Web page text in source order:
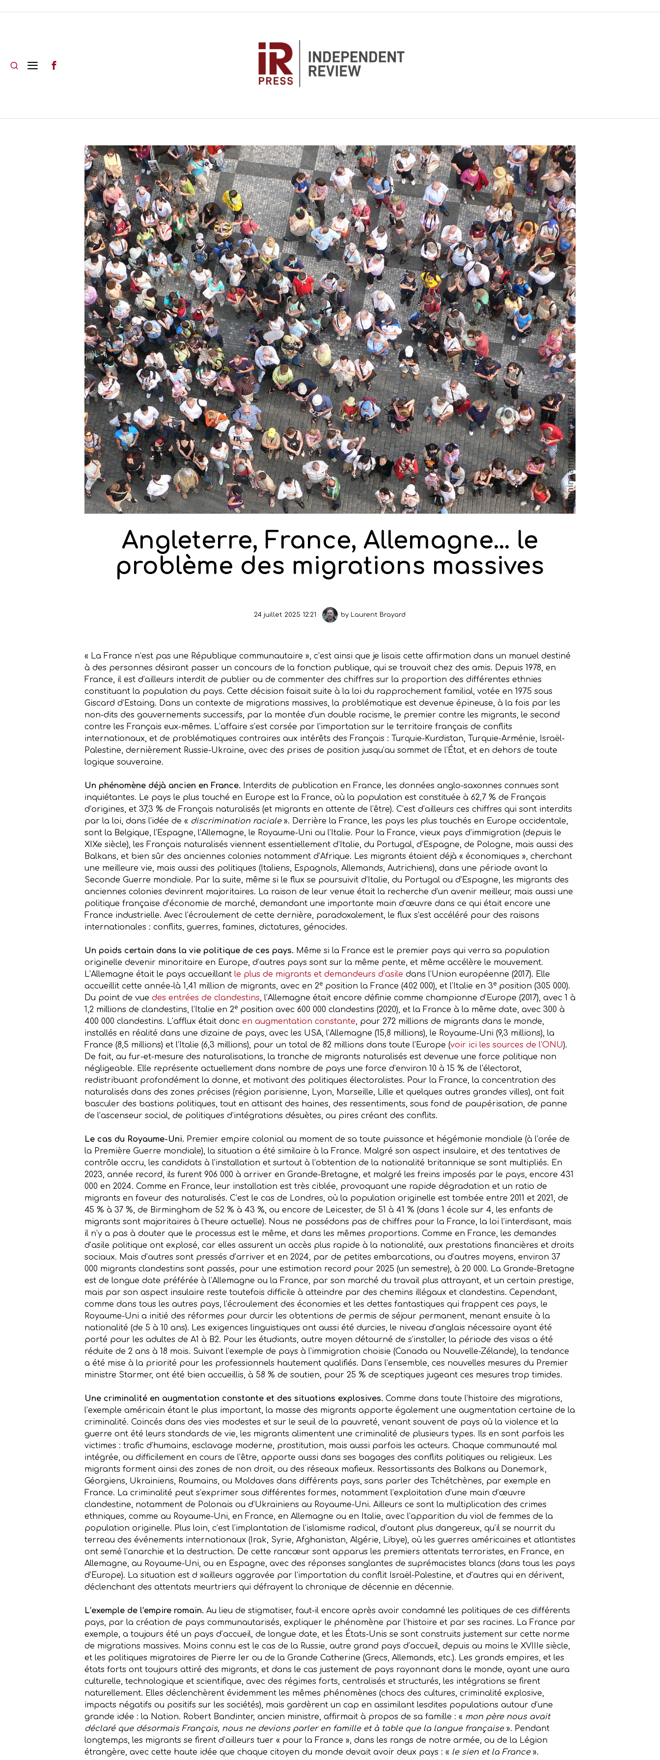
Angleterre, France, Allemagne… le
problème des migrations massives
24 juillet 2025 12:21 by Laurent Brayard
« La France n’est pas une République communautaire », c’est ainsi que je lisais cette affirmation dans un manuel destiné
à des personnes désirant passer un concours de la fonction publique, qui se trouvait chez des amis. Depuis 1978, en
France, il est d’ailleurs interdit de publier ou de commenter des chiffres sur la proportion des différentes ethnies
constituant la population du pays. Cette décision faisait suite à la loi du rapprochement familial, votée en 1975 sous
Giscard d’Estaing. Dans un contexte de migrations massives, la problématique est devenue épineuse, à la fois par les
non-dits des gouvernements successifs, par la montée d’un double racisme, le premier contre les migrants, le second
contre les Français eux-mêmes. L’affaire s’est corsée par l’importation sur le territoire français de conflits
internationaux, et de problématiques contraires aux intérêts des Français : Turquie-Kurdistan, Turquie-Arménie, Israël-
Palestine, dernièrement Russie-Ukraine, avec des prises de position jusqu’au sommet de l’État, et en dehors de toute
logique souveraine.
Un phénomène déjà ancien en France. Interdits de publication en France, les données anglo-saxonnes connues sont
inquiétantes. Le pays le plus touché en Europe est la France, où la population est constituée à 62,7 % de Français
d’origines, et 37,3 % de Français naturalisés (et migrants en attente de l’être). C’est d’ailleurs ces chiffres qui sont interdits
par la loi, dans l’idée de « discrimination raciale». Derrière la France, les pays les plus touchés en Europe occidentale,
sont la Belgique, l’Espagne, l’Allemagne, le Royaume-Uni ou l’Italie. Pour la France, vieux pays d’immigration (depuis le
XIXe siècle), les Français naturalisés viennent essentiellement d’Italie, du Portugal, d’Espagne, de Pologne, mais aussi des
Balkans, et bien sûr des anciennes colonies notamment d’Afrique. Les migrants étaient déjà « économiques », cherchant
une meilleure vie, mais aussi des politiques (Italiens, Espagnols, Allemands, Autrichiens), dans une période avant la
Seconde Guerre mondiale. Par la suite, même si le flux se poursuivit d’Italie, du Portugal ou d’Espagne, les migrants des
anciennes colonies devinrent majoritaires. La raison de leur venue était la recherche d’un avenir meilleur, mais aussi une
politique française d’économie de marché, demandant une importante main d’œuvre dans ce qui était encore une
France industrielle. Avec l’écroulement de cette dernière, paradoxalement, le flux s’est accéléré pour des raisons
internationales : conflits, guerres, famines, dictatures, génocides.
Un poids certain dans la vie politique de ces pays. Même si la France est le premier pays qui verra sa population
originelle devenir minoritaire en Europe, d’autres pays sont sur la même pente, et même accélère le mouvement.
L’Allemagne était le pays accueillant le plus de migrants et demandeurs d’asile dans l’Union européenne (2017). Elle
accueillit cette année-là 1,41 million de migrants, avec en 2eposition la France (402 000), et l’Italie en 3eposition (305 000).
Du point de vue des entrées de clandestins, l’Allemagne était encore définie comme championne d’Europe (2017), avec 1 à
1,2 millions de clandestins, l’Italie en 2eposition avec 600 000 clandestins (2020), et la France à la même date, avec 300 à
400 000 clandestins. L’afflux était donc en augmentation constante, pour 272 millions de migrants dans le monde,
installés en réalité dans une dizaine de pays, avec les USA, l’Allemagne (15,8 millions), le Royaume-Uni (9,3 millions), la
France (8,5 millions) et l’Italie (6,3 millions), pour un total de 82 millions dans toute l’Europe (voir ici les sources de l’ONU).
De fait, au fur-et-mesure des naturalisations, la tranche de migrants naturalisés est devenue une force politique non
négligeable. Elle représente actuellement dans nombre de pays une force d’environ 10 à 15 % de l’électorat,
redistribuant profondément la donne, et motivant des politiques électoralistes. Pour la France, la concentration des
naturalisés dans des zones précises (région parisienne, Lyon, Marseille, Lille et quelques autres grandes villes), ont fait
basculer des bastions politiques, tout en attisant des haines, des ressentiments, sous fond de paupérisation, de panne
de l’ascenseur social, de politiques d’intégrations désuètes, ou pires créant des conflits.
Le cas du Royaume-Uni. Premier empire colonial au moment de sa toute puissance et hégémonie mondiale (à l’orée de
la Première Guerre mondiale), la situation a été similaire à la France. Malgré son aspect insulaire, et des tentatives de
contrôle accru, les candidats à l’installation et surtout à l’obtention de la nationalité britannique se sont multipliés. En
2023, année record, ils furent 906 000 à arriver en Grande-Bretagne, et malgré les freins imposés par le pays, encore 431
000 en 2024. Comme en France, leur installation est très ciblée, provoquant une rapide dégradation et un ratio de
migrants en faveur des naturalisés. C’est le cas de Londres, où la population originelle est tombée entre 2011 et 2021, de
45 % à 37 %, de Birmingham de 52 % à 43 %, ou encore de Leicester, de 51 à 41 % (dans 1 école sur 4, les enfants de
migrants sont majoritaires à l’heure actuelle). Nous ne possédons pas de chiffres pour la France, la loi l’interdisant, mais
il n’y a pas à douter que le processus est le même, et dans les mêmes proportions. Comme en France, les demandes
d’asile politique ont explosé, car elles assurent un accès plus rapide à la nationalité, aux prestations financières et droits
sociaux. Mais d’autres sont pressés d’arriver et en 2024, par de petites embarcations, ou d’autres moyens, environ 37
000 migrants clandestins sont passés, pour une estimation record pour 2025 (un semestre), à 20 000. La Grande-Bretagne
est de longue date préférée à l’Allemagne ou la France, par son marché du travail plus attrayant, et un certain prestige,
mais par son aspect insulaire reste toutefois difficile à atteindre par des chemins illégaux et clandestins. Cependant,
comme dans tous les autres pays, l’écroulement des économies et les dettes fantastiques qui frappent ces pays, le
Royaume-Uni a initié des réformes pour durcir les obtentions de permis de séjour permanent, menant ensuite à la
nationalité (de 5 à 10 ans). Les exigences linguistiques ont aussi été durcies, le niveau d’anglais nécessaire ayant été
porté pour les adultes de A1 à B2. Pour les étudiants, autre moyen détourné de s’installer, la période des visas a été
réduite de 2 ans à 18 mois. Suivant l’exemple de pays à l’immigration choisie (Canada ou Nouvelle-Zélande), la tendance
a été mise à la priorité pour les professionnels hautement qualifiés. Dans l’ensemble, ces nouvelles mesures du Premier
ministre Starmer, ont été bien accueillis, à 58 % de soutien, pour 25 % de sceptiques jugeant ces mesures trop timides.
Une criminalité en augmentation constante et des situations explosives. Comme dans toute l’histoire des migrations,
l’exemple américain étant le plus important, la masse des migrants apporte également une augmentation certaine de la
criminalité. Coincés dans des vies modestes et sur le seuil de la pauvreté, venant souvent de pays où la violence et la
guerre ont été leurs standards de vie, les migrants alimentent une criminalité de plusieurs types. Ils en sont parfois les
victimes : trafic d’humains, esclavage moderne, prostitution, mais aussi parfois les acteurs. Chaque communauté mal
intégrée, ou difficilement en cours de l’être, apporte aussi dans ses bagages des conflits politiques ou religieux. Les
migrants forment ainsi des zones de non droit, ou des réseaux mafieux. Ressortissants des Balkans au Danemark,
Géorgiens, Ukrainiens, Roumains, ou Moldaves dans différents pays, sans parler des Tchétchènes, par exemple en
France. La criminalité peut s’exprimer sous différentes formes, notamment l’exploitation d’une main d’œuvre
clandestine, notamment de Polonais ou d’Ukrainiens au Royaume-Uni. Ailleurs ce sont la multiplication des crimes
ethniques, comme au Royaume-Uni, en France, en Allemagne ou en Italie, avec l’apparition du viol de femmes de la
population originelle. Plus loin, c’est l’implantation de l’islamisme radical, d’autant plus dangereux, qu’il se nourrit du
terreau des événements internationaux (Irak, Syrie, Afghanistan, Algérie, Libye), où les guerres américaines et atlantistes
ont semé l’anarchie et la destruction. De cette rancœur sont apparus les premiers attentats terroristes, en France, en
Allemagne, au Royaume-Uni, ou en Espagne, avec des réponses sanglantes de suprémacistes blancs (dans tous les pays
d’Europe). La situation est d »ailleurs aggravée par l’importation du conflit Israël-Palestine, et d’autres qui en dérivent,
déclenchant des attentats meurtriers qui défrayent la chronique de décennie en décennie.
L’exemple de l’empire romain. Au lieu de stigmatiser, faut-il encore après avoir condamné les politiques de ces différents
pays, par la création de pays communautarisés, expliquer le phénomène par l’histoire et par ses racines. La France par
exemple, a toujours été un pays d’accueil, de longue date, et les États-Unis se sont construits justement sur cette norme
de migrations massives. Moins connu est le cas de la Russie, autre grand pays d’accueil, depuis au moins le XVIIIe siècle,
et les politiques migratoires de Pierre Ier ou de la Grande Catherine (Grecs, Allemands, etc.). Les grands empires, et les
états forts ont toujours attiré des migrants, et dans le cas justement de pays rayonnant dans le monde, ayant une aura
culturelle, technologique et scientifique, avec des régimes forts, centralisés et structurés, les intégrations se firent
naturellement. Elles déclenchèrent évidemment les mêmes phénomènes (chocs des cultures, criminalité explosive,
impacts négatifs ou positifs sur les sociétés), mais gardèrent un cap en assimilant lesdites populations autour d’une
grande idée : la Nation. Robert Bandinter, ancien ministre, affirmait à propos de sa famille : « mon père nous avait
déclaré que désormais Français, nous ne devions parler en famille et à table que la langue française ». Pendant
longtemps, les migrants se firent d’ailleurs tuer « pour la France », dans les rangs de notre armée, ou de la Légion
étrangère, avec cette haute idée que chaque citoyen du monde devait avoir deux pays : « le sien et la France ».